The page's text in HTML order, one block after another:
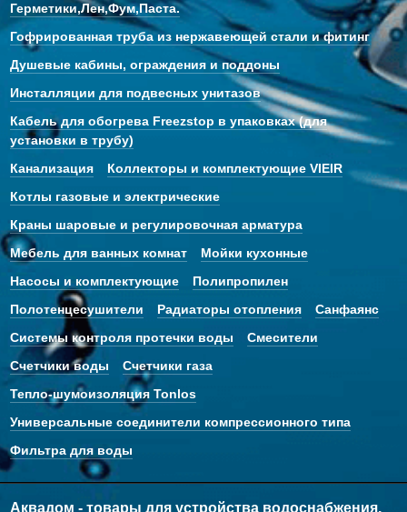
Герметики,Лен,Фум,Паста.
Гофрированная труба из нержавеющей стали и фитинг
Душевые кабины, ограждения и поддоны
Инсталляции для подвесных унитазов
Кабель для обогрева Freezstop в упаковках (для
установки в трубу)
Канализация
Коллекторы и комплектующие VIEIR
Котлы газовые и электрические
Краны шаровые и регулировочная арматура
Мебель для ванных комнат
Мойки кухонные
Насосы и комплектующие
Полипропилен
Полотенцесушители
Радиаторы отопления
Санфаянс
Системы контроля протечки воды
Смесители
Счетчики воды
Счетчики газа
Тепло-шумоизоляция Tonlos
Универсальные соединители компрессионного типа
Фильтра для воды
Аквадом - товары для устройства водоснабжения,